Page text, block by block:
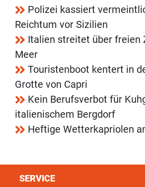
Polizei kassiert
Reichtum vor Sizilien
Italien streitet über freien
Meer
Touristenboot kentert in
Grotte von Capri
Kein Berufsverbot für
italienischem Bergdorf
Heftige Wetterkapriolen
SERVICE